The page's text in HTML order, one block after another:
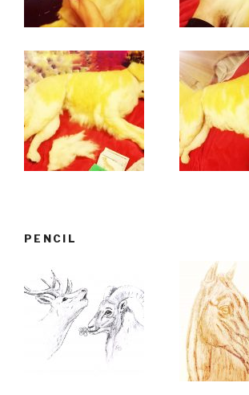
PENCIL